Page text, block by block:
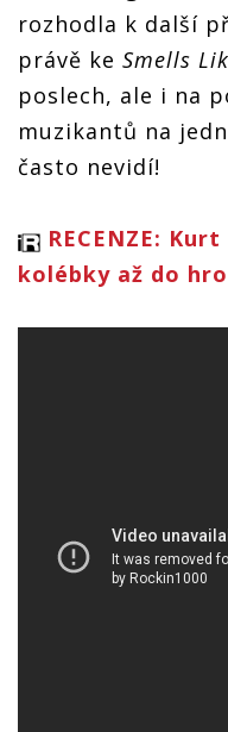
rozhodla k další
právě ke Smells
poslech, ale i na
muzikantů na
často nevidí!
RECENZE:
kolébky až do